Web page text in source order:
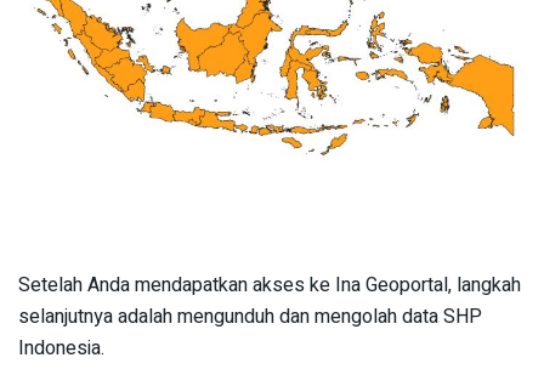
Setelah Anda mendapatkan akses ke Ina Geoportal, langkah
selanjutnya adalah mengunduh dan mengolah data SHP
Indonesia.